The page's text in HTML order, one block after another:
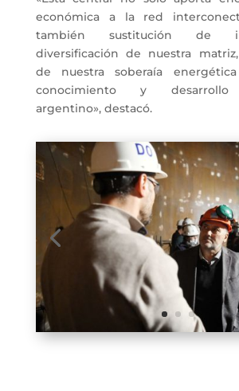
económica a la red
también sustitución de
diversificación de nuestra
de nuestra soberaía
conocimiento y desarrollo
argentino», destacó.